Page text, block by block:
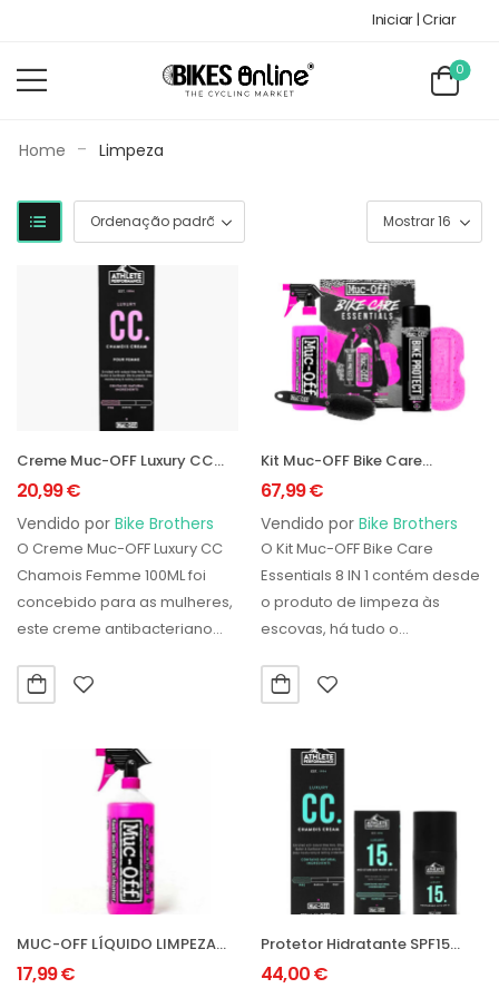
Iniciar | Criar
0
Home - Limpeza
Creme Muc-OFF Luxury CC
Chamois Femme 100ML
20,99€
Vendido por Bike Brothers
O Creme Muc-OFF Luxury CC
Chamois Femme 100ML foi
concebido para as mulheres,
este creme antibacteriano
e…
Kit Muc-OFF Bike Care
Essentials 8 IN 1
67,99€
Vendido por Bike Brothers
O Kit Muc-OFF Bike Care
Essentials 8 IN 1 contém desde
o produto de limpeza às
escovas, há tudo o…
MUC-OFF LÍQUIDO LIMPEZA
AÇÃO RAPIDA 1LTR
17,99€
Protetor Hidratante SPF15
50ML Muc-OFF + Creme Muc-
OFF Luxury CC Chamois
44,00€